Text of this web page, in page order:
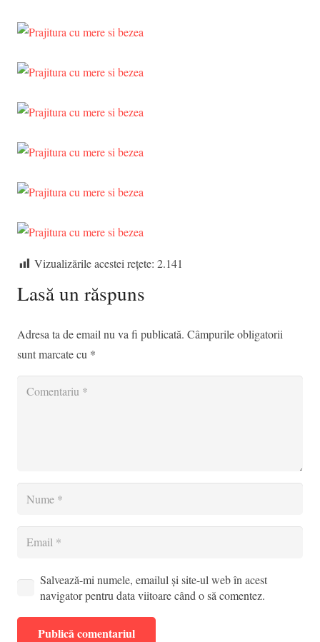
Vizualizările acestei rețete: 2.141
Lasă un răspuns
Adresa ta de email nu va fi publicată. Câmpurile obligatorii
sunt marcate cu *
Salvează-mi numele, emailul și site-ul web în acest
navigator pentru data viitoare când o să comentez.
Publică comentariul